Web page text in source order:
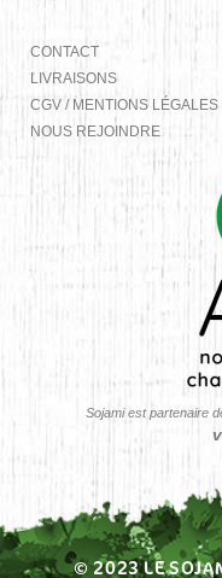
CONTACT
LIVRAISONS
CGV / MENTIONS LÉGALES
NOUS REJOINDRE
Sojami est partenaire
© 2023 LE